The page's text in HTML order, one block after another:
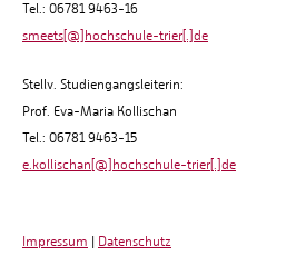
Tel.: 06781 9463-16
smeets[@]hochschule-trier[.]de
Stellv. Studiengangsleiterin:
Prof. Eva-Maria Kollischan
Tel.: 06781 9463-15
e.kollischan[@]hochschule-trier[.]de
Impressum Datenschutz